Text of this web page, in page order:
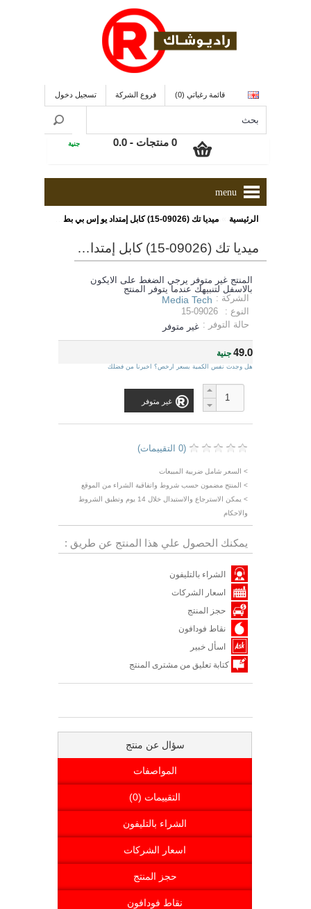
قائمة رغباتي (0) فروع الشركة تسجيل دخول
0 منتجات - 0.0 جنية
menu
الرئيسية ميديا تك (09026-15) كابل إمتداد يو إس بي بطول 1.8 متر ذو لون فضي
ميديا تك (09026-15) كابل إمتداد يو إس بي بطول 1.8 متر ذو لون فضي
المنتج غير متوفر يرجي الضغط على الايكون
بالاسفل لتنبيهك عندما يتوفر المنتج
الشركة : Media Tech
النوع :
15-09026
حالة التوفر : غير متوفر
49.0جنية
هل وجدت نفس الكمية بسعر ارخص؟ اخبرنا من فضلك
غير متوفر
(0 التقييمات)
> السعر شامل ضريبة المبيعات
> المنتج مضمون حسب شروط واتفاقية الشراء من الموقع
> يمكن الاسترجاع والاستبدال خلال 14 يوم وتطبق الشروط
والاحكام
يمكنك الحصول علي هذا المنتج عن طريق :
الشراء بالتليفون
اسعار الشركات
حجز المنتج
نقاط فودافون
اسأل خبير
كتابة تعليق من مشترى المنتج
سؤال عن منتج
المواصفات
التقييمات (0)
الشراء بالتليفون
اسعار الشركات
حجز المنتج
نقاط فودافون